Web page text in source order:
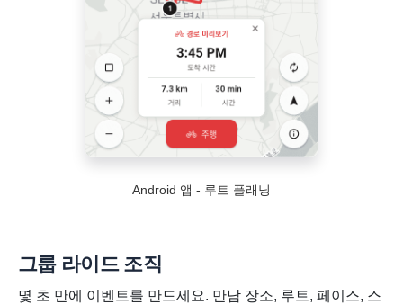
Android 앱 - 루트 플래닝
그룹 라이드 조직
몇 초 만에 이벤트를 만드세요. 만남 장소, 루트, 페이스, 스